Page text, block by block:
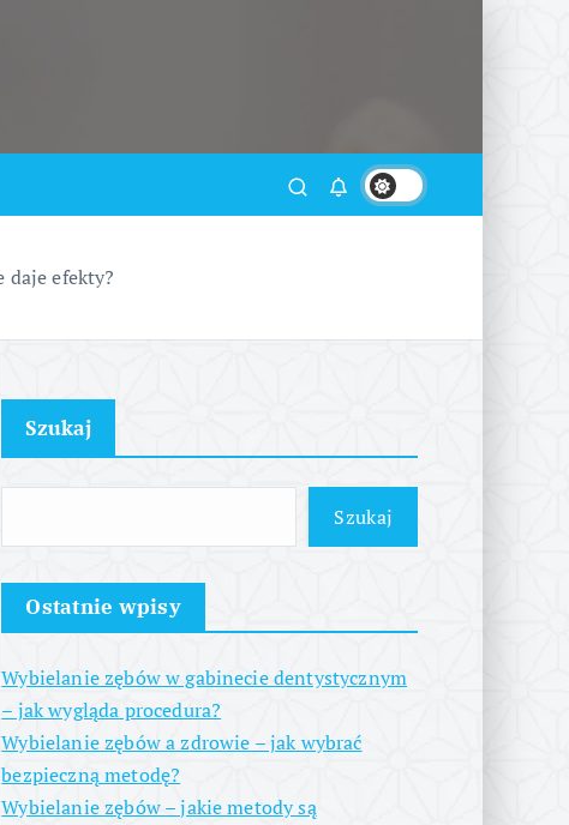
daje efekty?
Szukaj
Szukaj
Ostatnie wpisy
Wybielanie zębów w gabinecie dentystycznym
– jak wygląda procedura?
Wybielanie zębów a zdrowie – jak wybrać
bezpieczną metodę?
Wybielanie zębów – jakie metody są